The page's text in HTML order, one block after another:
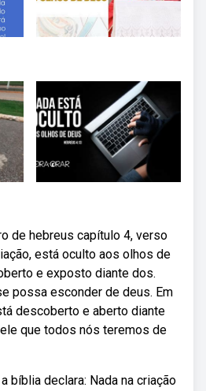
de hebreus capítulo 4, verso
está oculto aos olhos de
e exposto diante dos.
possa esconder de deus. Em
descoberto e aberto diante
que todos nós teremos de
bíblia declara: Nada na criação